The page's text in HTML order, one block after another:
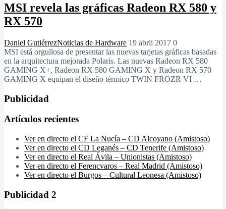
MSI revela las gráficas Radeon RX 580 y
RX 570
Daniel GutiérrezNoticias de Hardware 19 abril 2017 0
MSI está orgullosa de presentar las nuevas tarjetas gráficas basadas
en la arquitectura mejorada Polaris. Las nuevas Radeon RX 580
GAMING X+, Radeon RX 580 GAMING X y Radeon RX 570
GAMING X equipan el diseño térmico TWIN FROZR VI …
Publicidad
Artículos recientes
Ver en directo el CF La Nucía – CD Alcoyano (Amistoso)
Ver en directo el CD Leganés – CD Tenerife (Amistoso)
Ver en directo el Real Ávila – Unionistas (Amistoso)
Ver en directo el Ferencvaros – Real Madrid (Amistoso)
Ver en directo el Burgos – Cultural Leonesa (Amistoso)
Publicidad 2